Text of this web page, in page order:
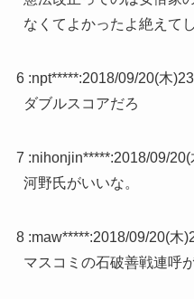
なくてよかったよ絶えて
6 :npt*****:2018/09/20(木
ダブルスコアだろ
7 :nihonjin*****:2018/09/
河野氏がいいな。
8 :maw*****:2018/09/20(木
マスコミの石破善戦連呼